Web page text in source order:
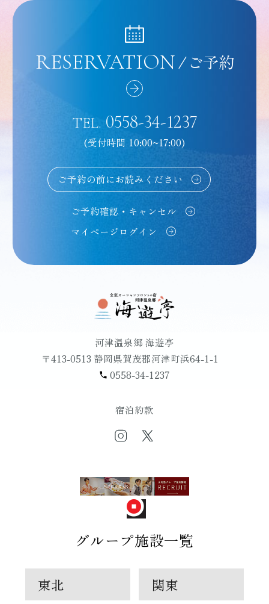
RESERVATION/ご予約
TEL. 0558-34-1237
(受付時間 10:00~17:00)
ご予約の前にお読みください
ご予約確認・キャンセル
マイページログイン
河津温泉郷 海遊亭
〒413-0513 静岡県賀茂郡河津町浜64-1-1
0558-34-1237
宿泊約款
グループ施設一覧
東北 関東